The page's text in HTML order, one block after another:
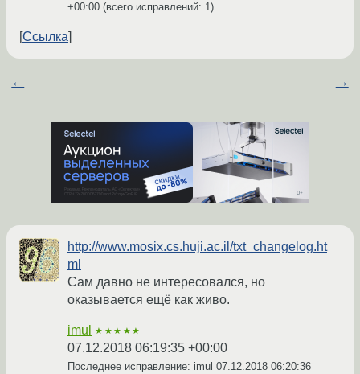
+00:00 (всего исправлений: 1)
Ссылка
← →
http://www.mosix.cs.huji.ac.il/txt_changelog.ht
ml
Сам давно не интересовался, но
оказывается ещё как живо.
imul ★★★★★
07.12.2018 06:19:35 +00:00
Последнее исправление: imul 07.12.2018 06:20:36